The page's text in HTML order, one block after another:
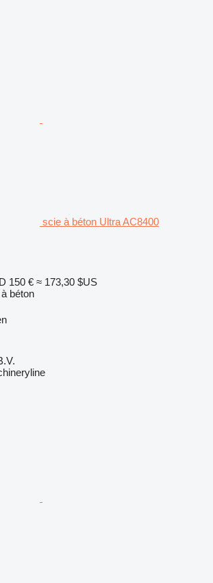
scie à béton Ultra AC8400
150 € ≈ 173,30 $US
béton